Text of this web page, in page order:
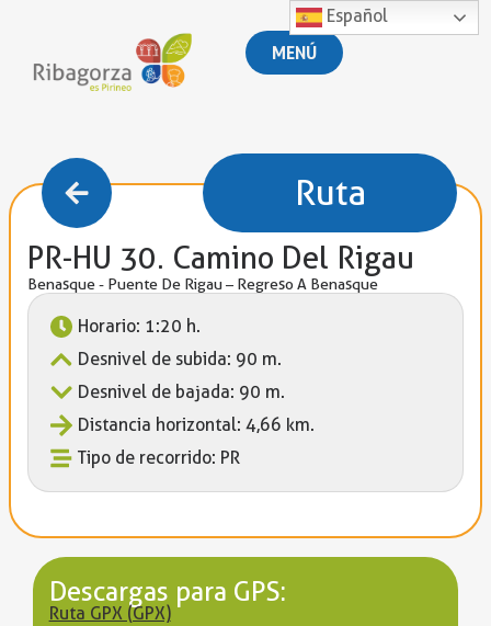
MENÚ
Ruta
PR-HU 30. Camino Del Rigau
Benasque - Puente De Rigau – Regreso A Benasque
Horario: 1:20 h.
Desnivel de subida: 90 m.
Desnivel de bajada: 90 m.
Distancia horizontal: 4,66 km.
Tipo de recorrido: PR
Descargas para GPS:
Ruta GPX (GPX)
Español